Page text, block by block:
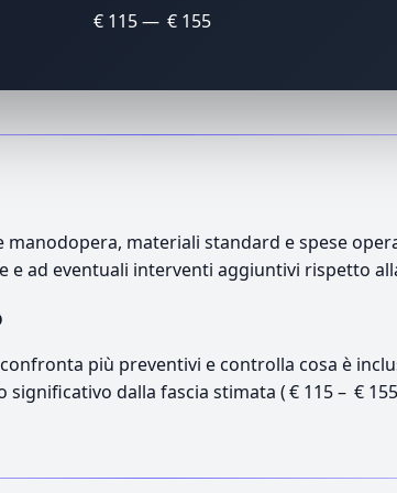
€ 115 — € 155
materiali standard e spese
ad eventuali interventi aggiuntivi rispetto
più preventivi e controlla cosa è
dalla fascia stimata ( € 115 – €